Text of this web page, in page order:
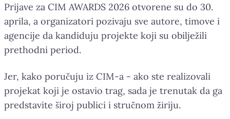
Prijave za CIM AWARDS 2026 otvorene su do 30.
aprila, a organizatori pozivaju sve autore, timove i
agencije da kandiduju projekte koji su obilježili
prethodni period.
Jer, kako poručuju iz CIM-a - ako ste realizovali
projekat koji je ostavio trag, sada je trenutak da ga
predstavite široj publici i stručnom žiriju.